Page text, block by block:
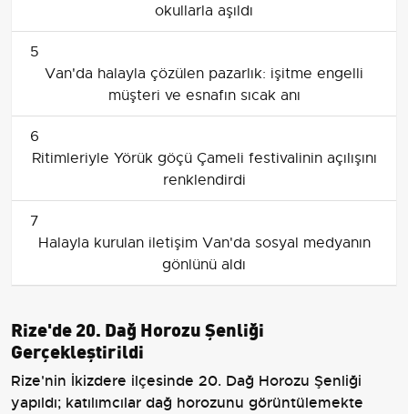
okullarla aşıldı
5
Van'da halayla çözülen pazarlık: işitme engelli
müşteri ve esnafın sıcak anı
6
Ritimleriyle Yörük göçü Çameli festivalinin açılışını
renklendirdi
7
Halayla kurulan iletişim Van'da sosyal medyanın
gönlünü aldı
Rize'de 20. Dağ Horozu Şenliği
Gerçekleştirildi
Rize'nin İkizdere ilçesinde 20. Dağ Horozu Şenliği
yapıldı; katılımcılar dağ horozunu görüntülemekte